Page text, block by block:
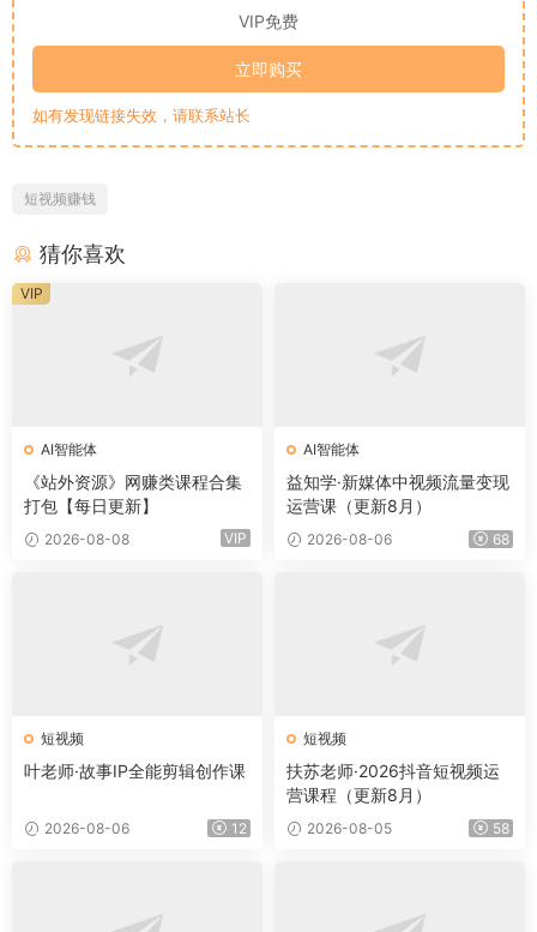
VIP免费
立即购买
如有发现链接失效，请联系站长
短视频赚钱
猜你喜欢
AI智能体
《站外资源》网赚类课程合集
打包【每日更新】
2026-08-08 VIP
VIP
AI智能体
益知学·新媒体中视频流量变现
运营课（更新8月）
2026-08-06 68
短视频
叶老师·故事IP全能剪辑创作课
2026-08-06 12
短视频
扶苏老师·2026抖音短视频运
营课程（更新8月）
2026-08-05 58